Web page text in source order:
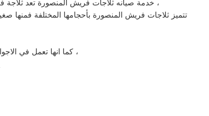
خدمة صيانه ثلاجات فريش المنصورة تعد ثلاجة فريش المنصورة من اكثر الثلاجات شهرة واستخداماً في البيوت المصرية ، وذلك لأنها اكثر الثلاجات كفائة واكثرها قدرة علي التبريد ،
كما انها تعمل في الاجواء الحارة والظروف الصعبة ، وهذا يعني انها تعمل تحت اي ظرف وتحت اي عوامل جوية بإختلاف انواعها ،